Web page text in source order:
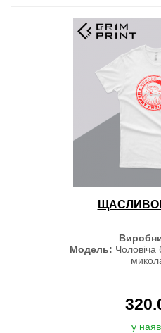
Модель: Чоловіча
у